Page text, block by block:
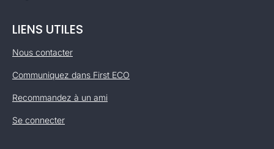
LIENS UTILES
Nous contacter
Communiquez dans First ECO
Recommandez à un ami
Se connecter